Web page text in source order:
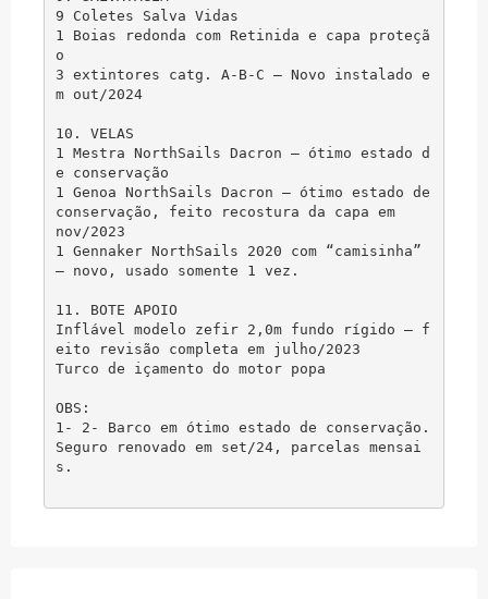
9 Coletes Salva Vidas
1 Boias redonda com Retinida e capa proteçã
o
3 extintores catg. A-B-C – Novo instalado e
m out/2024
10. VELAS
1 Mestra NorthSails Dacron – ótimo estado d
e conservação
1 Genoa NorthSails Dacron – ótimo estado de
conservação, feito recostura da capa em
nov/2023
1 Gennaker NorthSails 2020 com “camisinha”
– novo, usado somente 1 vez.
11. BOTE APOIO
Inflável modelo zefir 2,0m fundo rígido – f
eito revisão completa em julho/2023
Turco de içamento do motor popa
OBS:
1- 2- Barco em ótimo estado de conservação.
Seguro renovado em set/24, parcelas mensai
s.